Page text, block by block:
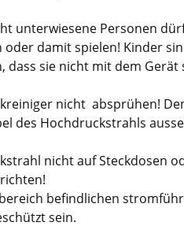
unterwiesene Personen
oder damit spielen! Kinder
dass sie nicht mit dem Gerät
nicht absprühen!
des Hochdruckstrahls
nicht auf Steckdosen
befindlichen
sein.